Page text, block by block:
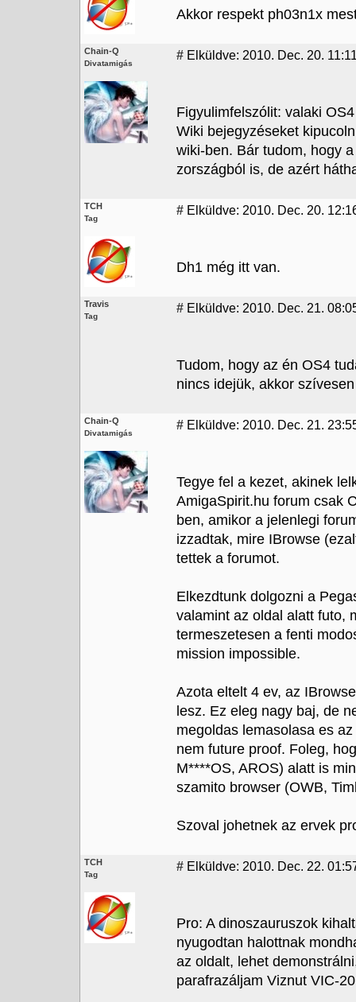
Akkor respekt ph03n1x
Chain-Q
Divatamigás
# Elküldve: 2010. Dec. 20.
Figyulimfelszólit: valaki
Wiki bejegyzéseket
wiki-ben. Bár tudom, hogy
zországból is, de azért
TCH
Tag
# Elküldve: 2010. Dec. 20.
Dh1 még itt van.
Travis
Tag
# Elküldve: 2010. Dec. 21.
Tudom, hogy az én OS4
nincs idejük, akkor
Chain-Q
Divatamigás
# Elküldve: 2010. Dec. 21.
Tegye fel a kezet, akinek
AmigaSpirit.hu forum csak
ben, amikor a jelenlegi
izzadtak, mire IBrowse
tettek a forumot.
Elkezdtunk dolgozni a
valamint az oldal alatt futo,
termeszetesen a fenti
mission impossible.
Azota eltelt 4 ev, az
lesz. Ez eleg nagy baj, de
megoldas lemasolasa es
nem future proof. Foleg,
M****OS, AROS) alatt is
szamito browser (OWB,
Szoval johetnek az ervek
TCH
Tag
# Elküldve: 2010. Dec. 22.
Pro: A dinoszauruszok
nyugodtan halottnak
az oldalt, lehet
parafrazáljam Viznut VIC-